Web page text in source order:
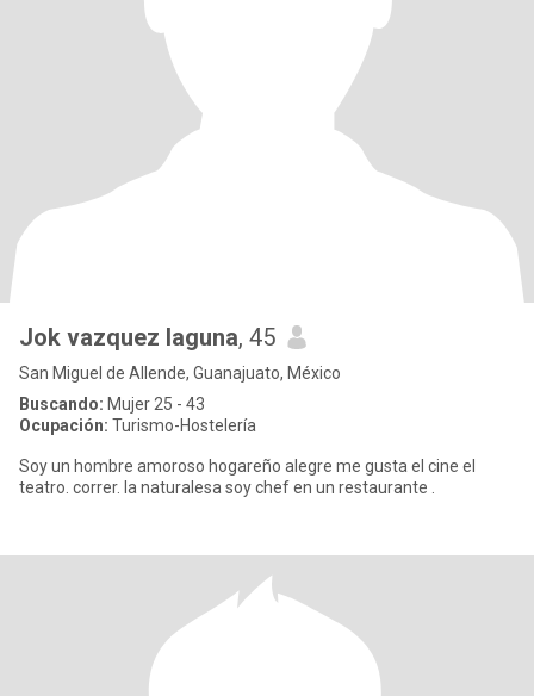
Jok vazquez laguna, 45
San Miguel de Allende, Guanajuato, México
Buscando: Mujer 25 - 43
Ocupación: Turismo-Hostelería
Soy un hombre amoroso hogareño alegre me gusta el cine el
teatro. correr. la naturalesa soy chef en un restaurante .